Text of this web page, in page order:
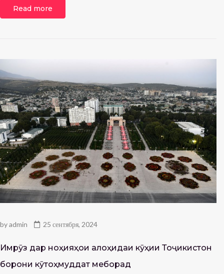
Read more
byadmin 25 сентября, 2024
Имрӯз дар ноҳияҳои алоҳидаи кӯҳии Тоҷикистон
борони кӯтоҳмуддат меборад